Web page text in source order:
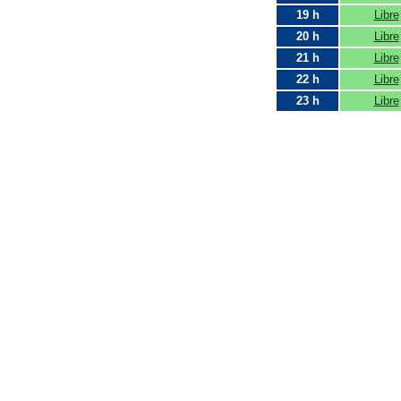
19 h
Libre
20 h
Libre
21 h
Libre
22 h
Libre
23 h
Libre